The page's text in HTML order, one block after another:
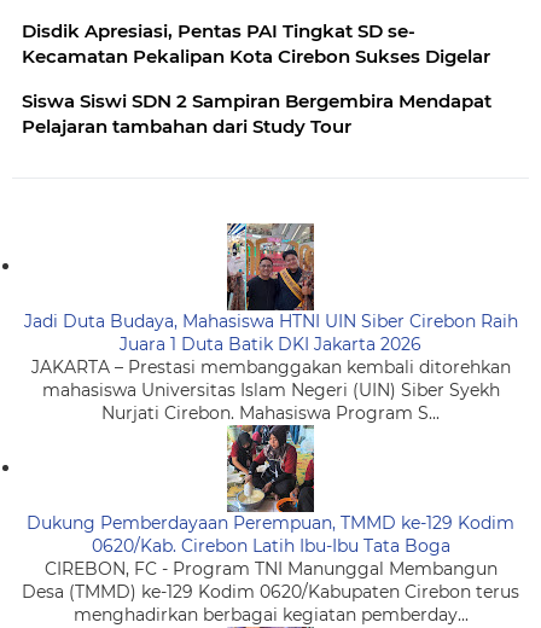
Disdik Apresiasi, Pentas PAI Tingkat SD se-
Kecamatan Pekalipan Kota Cirebon Sukses Digelar
Siswa Siswi SDN 2 Sampiran Bergembira Mendapat
Pelajaran tambahan dari Study Tour
Jadi Duta Budaya, Mahasiswa HTNI UIN Siber Cirebon Raih
Juara 1 Duta Batik DKI Jakarta 2026
JAKARTA – Prestasi membanggakan kembali ditorehkan
mahasiswa Universitas Islam Negeri (UIN) Siber Syekh
Nurjati Cirebon. Mahasiswa Program S...
Dukung Pemberdayaan Perempuan, TMMD ke-129 Kodim
0620/Kab. Cirebon Latih Ibu-Ibu Tata Boga
CIREBON, FC - Program TNI Manunggal Membangun
Desa (TMMD) ke-129 Kodim 0620/Kabupaten Cirebon terus
menghadirkan berbagai kegiatan pemberday...